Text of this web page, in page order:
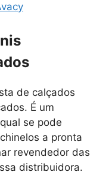
de calçados
É um
se pode
a pronta
revendedor das
distribuidora.